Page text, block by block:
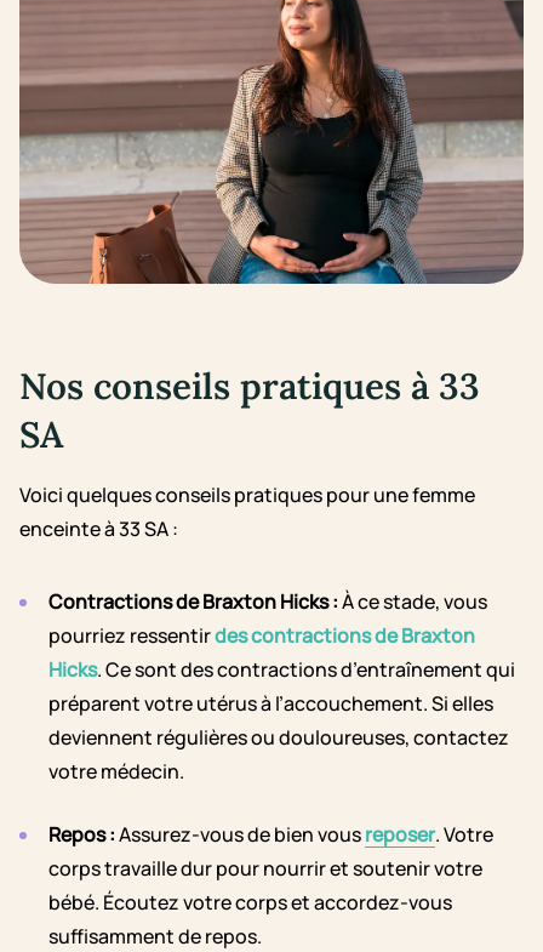
Nos conseils pratiques à 33
SA
Voici quelques conseils pratiques pour une femme
enceinte à 33 SA :
Contractions de Braxton Hicks :À ce stade, vous
pourriez ressentirdes contractions de Braxton
Hicks. Ce sont des contractions d’entraînement qui
préparent votre utérus à l’accouchement. Si elles
deviennent régulières ou douloureuses, contactez
votre médecin.
Repos :Assurez-vous de bien vousreposer. Votre
corps travaille dur pour nourrir et soutenir votre
bébé. Écoutez votre corps et accordez-vous
suffisamment de repos.